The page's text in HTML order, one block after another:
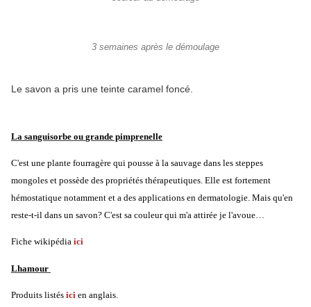
3 semaines après le démoulage
Le savon a pris une teinte caramel foncé.
La sanguisorbe ou grande pimprenelle
C'est une plante fourragère qui pousse à la sauvage dans les steppes
mongoles et possède des propriétés thérapeutiques. Elle est fortement
hémostatique notamment et a des applications en dermatologie. Mais qu'en
reste-t-il dans un savon? C'est sa couleur qui m'a attirée je l'avoue…
Fiche wikipédia ici
Lhamour
Produits listés ici en anglais.